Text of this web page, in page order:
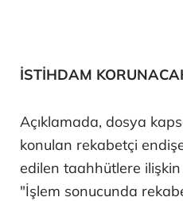
İSTİHDAM
Açıklamada, dosya
konulan rekabetçi
edilen taahhütlere
"İşlem sonucunda